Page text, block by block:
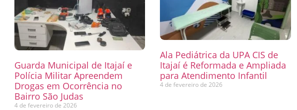
Guarda Municipal de Itajaí e
Polícia Militar Apreendem
Drogas em Ocorrência no
Bairro São Judas
4 de fevereiro de 2026
Ala Pediátrica da UPA CIS de
Itajaí é Reformada e Ampliada
para Atendimento Infantil
4 de fevereiro de 2026